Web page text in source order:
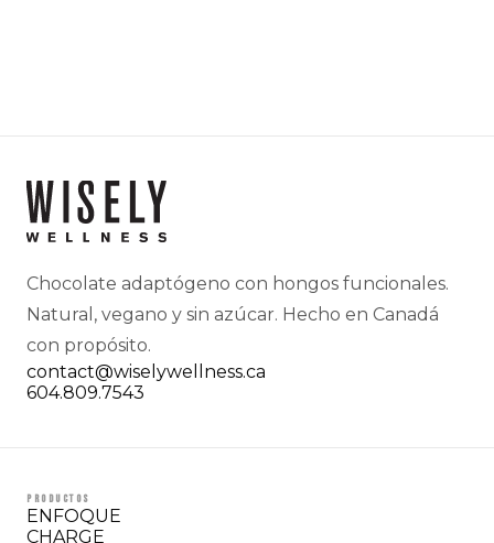
Chocolate adaptógeno con hongos funcionales.
Natural, vegano y sin azúcar. Hecho en Canadá
con propósito.
contact@wiselywellness.ca
604.809.7543
PRODUCTOS
ENFOQUE
CHARGE